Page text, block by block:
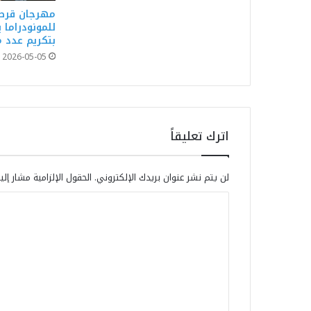
مهرجان
بتكريم عدد
2026-05-05
اترك تعليقاً
لن يتم نشر عنوان بريدك الإلكتروني. الحقول الإلزامية مشار